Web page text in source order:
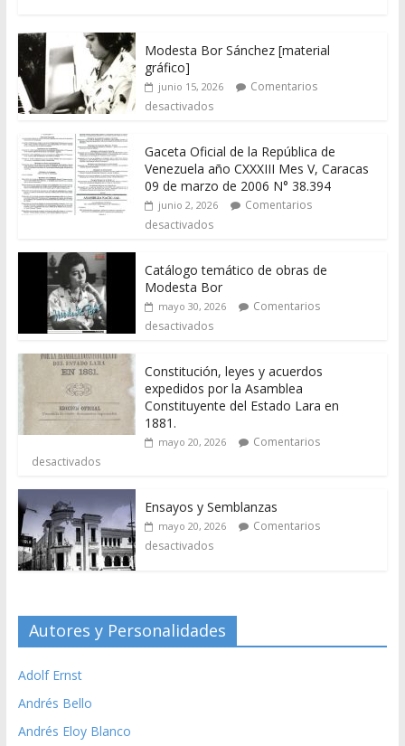
Modesta Bor Sánchez [material
gráfico]
junio 15, 2026
Comentarios
desactivados
Gaceta Oficial de la República de
Venezuela año CXXXIII Mes V, Caracas
09 de marzo de 2006 N° 38.394
junio 2, 2026
Comentarios
desactivados
Catálogo temático de obras de
Modesta Bor
mayo 30, 2026
Comentarios
desactivados
Constitución, leyes y acuerdos
expedidos por la Asamblea
Constituyente del Estado Lara en
1881.
mayo 20, 2026
Comentarios
desactivados
Ensayos y Semblanzas
mayo 20, 2026
Comentarios
desactivados
Autores y Personalidades
Adolf Ernst
Andrés Bello
Andrés Eloy Blanco